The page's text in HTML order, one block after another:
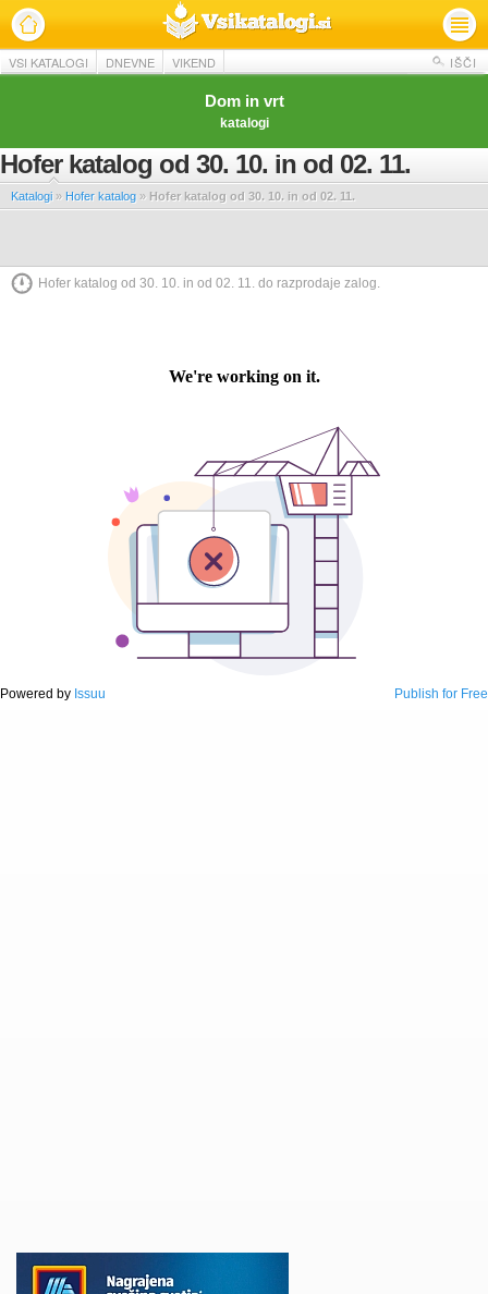
VSI KATALOGI DNEVNE VIKEND IŠČI
Dom in vrt
katalogi
Hofer katalog od 30. 10. in od 02. 11.
Katalogi » Hofer katalog » Hofer katalog od 30. 10. in od 02. 11.
Hofer katalog od 30. 10. in od 02. 11. do razprodaje zalog.
Powered by Issuu Publish for Free